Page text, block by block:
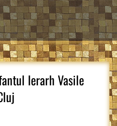
Ierarh Vasile